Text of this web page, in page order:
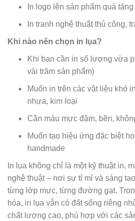
In logo lên sản phẩm quà
In tranh nghệ thuật thủ công,
Khi nào nên chọn in lụa?
Khi bạn cần in số lượng vừa
vài trăm sản phẩm)
Muốn in trên các vật liệu khó
nhựa, kim loại
Cần màu mực đậm, bền,
Muốn tạo hiệu ứng đặc biệt
handmade
In lụa không chỉ là một kỹ thuật in,
nghệ thuật – nơi sự tỉ mỉ và sáng
từng lớp mực, từng đường gạt.
hóa, in lụa vẫn có đất sống riêng
chất lượng cao, phù hợp với các